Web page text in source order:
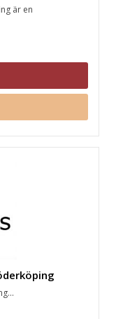
är en